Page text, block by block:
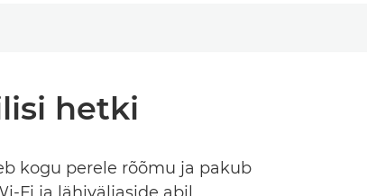
hetki
kogu perele rõõmu ja pakub